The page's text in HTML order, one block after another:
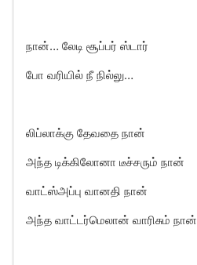
நான்… லேடி சூப்பர் ஸ்டார்
போ வரியில் நீ நில்லு…
லிப்லாக்கு தேவதை நான்
அந்த டிக்கிலோனா டீச்சரும் நான்
வாட்ஸ்அப்பு வானதி நான்
அந்த வாட்டர்மெலான் வாரிசும் நான்